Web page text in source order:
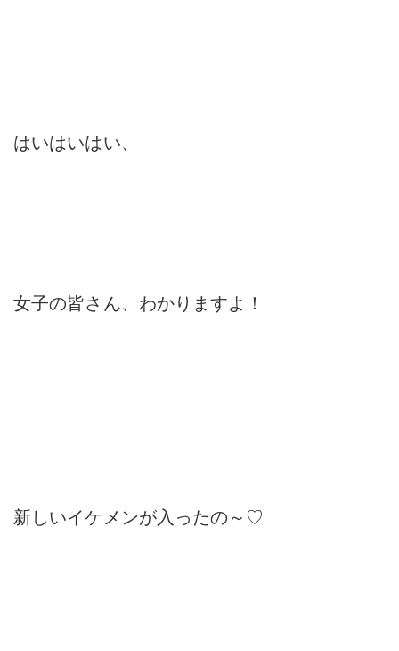
はいはいはい、
女子の皆さん、わかりますよ！
新しいイケメンが入ったの～♡